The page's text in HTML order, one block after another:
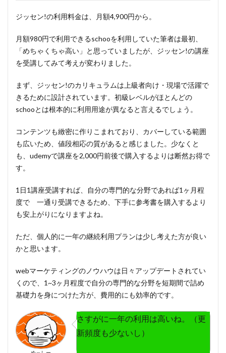
ジッセン!の利用料金は、 月額4,900円から。
月額980円で利用できるschooを利用していた筆者は最初、
「めちゃくちゃ高い」 と思っていましたが、ジッセン!の講座
を受講してみて考えが変わりました。
まず、 ジッセン!のカリキュラムは 上級者向け・現場で活躍で
きるために設計されています。初級レベルがほとんどの
schooとは根本的に利用用途が異なると言えるでしょう。
コンテンツも緻密に作りこまれており、カバーしている範囲
も広いため、 値段相応の質があると感じました。少なくと
も、 udemyで講座を2,000円前後で購入するよりは断然お得で
す。
1日1講座受講すれば、自分の専門的な分野であれば1ヶ月程
度で 一通り受講できるため、下手に参考書を購入するより
も安上がりになりますよね。
ただ、個人的に一年の継続利用プランは少し考えた方が良い
かと思います。
webマーケティングのノウハウは日々アップデートされてい
くので、 1~3ヶ月程度で自分の専門的な分野を短期間で詰め
基礎力を身につけた方が、費用的にも効率的です。
さすがに一年の利用は高いね。（更
新頻度も少ないし）